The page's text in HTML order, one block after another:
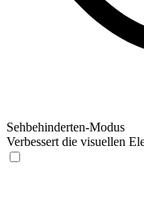
Sehbehinderten-Modus
Verbessert die visuellen